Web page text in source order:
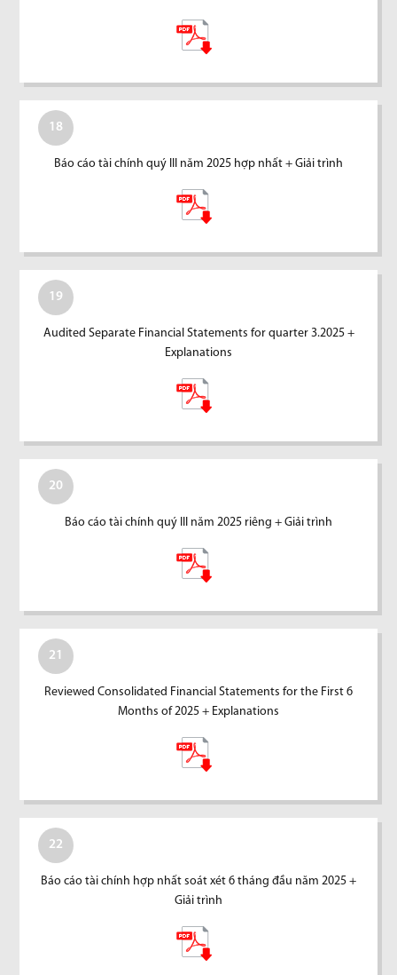
18
Báo cáo tài chính quý III năm 2025 hợp nhất + Giải trình
19
Audited Separate Financial Statements for quarter 3.2025 +
Explanations
20
Báo cáo tài chính quý III năm 2025 riêng + Giải trình
21
Reviewed Consolidated Financial Statements for the First 6
Months of 2025 + Explanations
22
Báo cáo tài chính hợp nhất soát xét 6 tháng đầu năm 2025 +
Giải trình